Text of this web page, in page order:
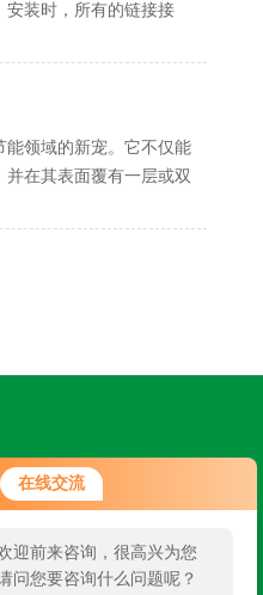
在线交流
迎前来咨询，很高兴为您
问您要咨询什么问题呢？
安装时，所有的链接接
能领域的新宠。它不仅能
在其表面覆有一层或双
信公众号了解更多信息：